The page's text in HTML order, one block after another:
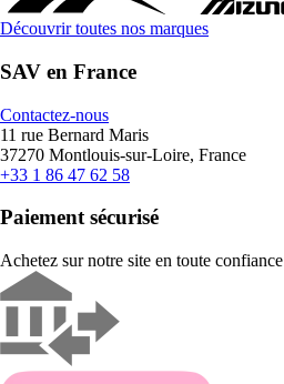
Découvrir toutes nos marques
SAV en France
Contactez-nous
11 rue Bernard Maris
37270 Montlouis-sur-Loire, France
+33 1 86 47 62 58
Paiement sécurisé
Achetez sur notre site en toute confiance